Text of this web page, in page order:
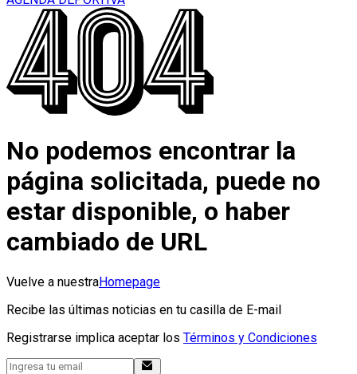
No podemos encontrar la
página solicitada, puede no
estar disponible, o haber
cambiado de URL
Vuelve a nuestraHomepage
Recibe las últimas noticias en tu casilla de E-mail
Registrarse implica aceptar los Términos y Condiciones